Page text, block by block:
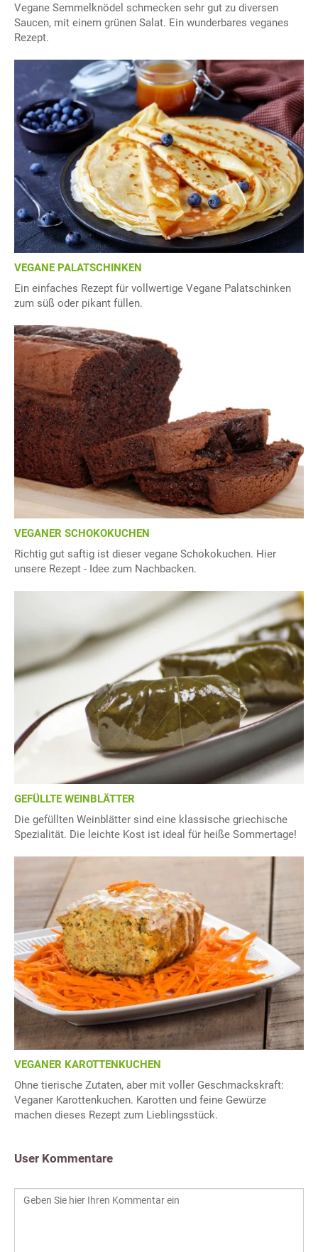
Vegane Semmelknödel schmecken sehr gut zu diversen
Saucen, mit einem grünen Salat. Ein wunderbares veganes
Rezept.
VEGANE PALATSCHINKEN
Ein einfaches Rezept für vollwertige Vegane Palatschinken
zum süß oder pikant füllen.
VEGANER SCHOKOKUCHEN
Richtig gut saftig ist dieser vegane Schokokuchen. Hier
unsere Rezept - Idee zum Nachbacken.
GEFÜLLTE WEINBLÄTTER
Die gefüllten Weinblätter sind eine klassische griechische
Spezialität. Die leichte Kost ist ideal für heiße Sommertage!
VEGANER KAROTTENKUCHEN
Ohne tierische Zutaten, aber mit voller Geschmackskraft:
Veganer Karottenkuchen. Karotten und feine Gewürze
machen dieses Rezept zum Lieblingsstück.
User Kommentare